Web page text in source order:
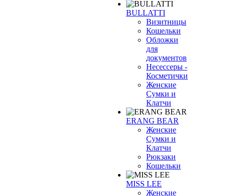
BULLATTI
Визитницы
Кошельки
Обложки
для
документов
Несессеры -
Косметички
Женские
Сумки и
Клатчи
ERANG BEAR
Женские
Сумки и
Клатчи
Рюкзаки
Кошельки
MISS LEE
Женские